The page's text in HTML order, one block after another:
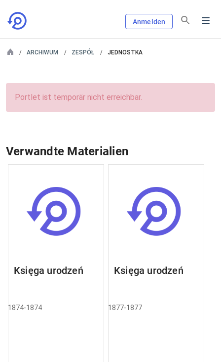
Anmelden
ARCHIWUM ZESPÓŁ JEDNOSTKA
Portlet ist temporär nicht erreichbar.
Verwandte Materialien
Księga urodzeń
1874-1874
Księga urodzeń
1877-1877